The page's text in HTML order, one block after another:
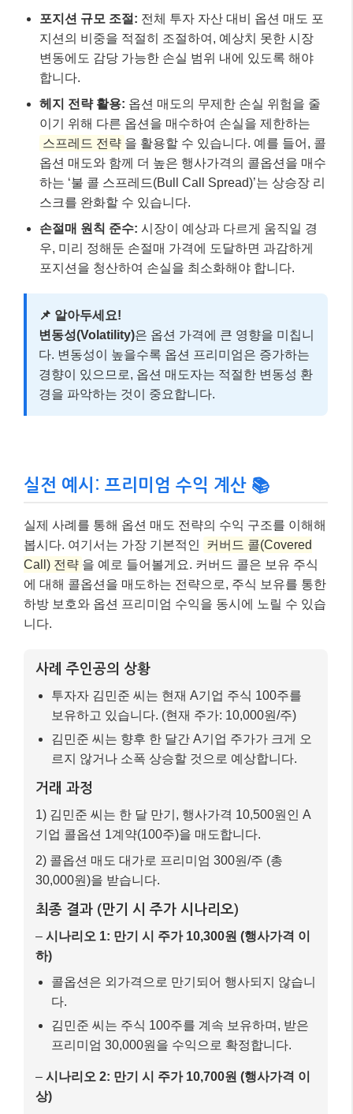
포지션 규모 조절: 전체 투자 자산 대비 옵션 매도 포
지션의 비중을 적절히 조절하여, 예상치 못한 시장
변동에도 감당 가능한 손실 범위 내에 있도록 해야
합니다.
헤지 전략 활용: 옵션 매도의 무제한 손실 위험을 줄
이기 위해 다른 옵션을 매수하여 손실을 제한하는
스프레드 전략 을 활용할 수 있습니다. 예를 들어, 콜
옵션 매도와 함께 더 높은 행사가격의 콜옵션을 매수
하는 ‘불 콜 스프레드(Bull Call Spread)’는 상승장 리
스크를 완화할 수 있습니다.
손절매 원칙 준수: 시장이 예상과 다르게 움직일 경
우, 미리 정해둔 손절매 가격에 도달하면 과감하게
포지션을 청산하여 손실을 최소화해야 합니다.
📌 알아두세요!
변동성(Volatility)은 옵션 가격에 큰 영향을 미칩니
다. 변동성이 높을수록 옵션 프리미엄은 증가하는
경향이 있으므로, 옵션 매도자는 적절한 변동성 환
경을 파악하는 것이 중요합니다.
실전 예시: 프리미엄 수익 계산 📚
실제 사례를 통해 옵션 매도 전략의 수익 구조를 이해해
봅시다. 여기서는 가장 기본적인
커버드 콜(Covered
Call) 전략 을 예로 들어볼게요. 커버드 콜은 보유 주식
에 대해 콜옵션을 매도하는 전략으로, 주식 보유를 통한
하방 보호와 옵션 프리미엄 수익을 동시에 노릴 수 있습
니다.
사례 주인공의 상황
투자자 김민준 씨는 현재 A기업 주식 100주를
보유하고 있습니다. (현재 주가: 10,000원/주)
김민준 씨는 향후 한 달간 A기업 주가가 크게 오
르지 않거나 소폭 상승할 것으로 예상합니다.
거래 과정
1) 김민준 씨는 한 달 만기, 행사가격 10,500원인 A
기업 콜옵션 1계약(100주)을 매도합니다.
2) 콜옵션 매도 대가로 프리미엄 300원/주 (총
30,000원)을 받습니다.
최종 결과 (만기 시 주가 시나리오)
– 시나리오 1: 만기 시 주가 10,300원 (행사가격 이
하)
콜옵션은 외가격으로 만기되어 행사되지 않습니
다.
김민준 씨는 주식 100주를 계속 보유하며, 받은
프리미엄 30,000원을 수익으로 확정합니다.
– 시나리오 2: 만기 시 주가 10,700원 (행사가격 이
상)